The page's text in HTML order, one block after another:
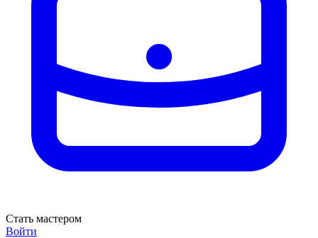
Стать мастером
Войти